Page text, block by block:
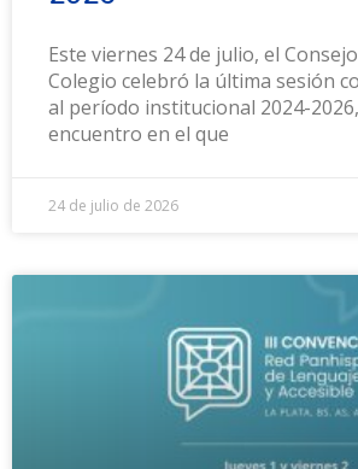
Este viernes 24 de julio, el
Colegio celebró la última sesión
al período institucional 2024-
encuentro en el que
24 de julio de 2026